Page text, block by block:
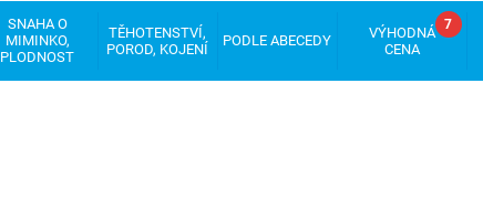
SNAHA O
MIMINKO,
PLODNOST
TĚHOTENSTVÍ,
POROD, KOJENÍ
PODLE ABECEDY
VÝHODNÁ
CENA
7